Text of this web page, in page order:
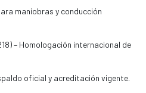
maniobras y conducción
– Homologación internacional de
oficial y acreditación vigente.